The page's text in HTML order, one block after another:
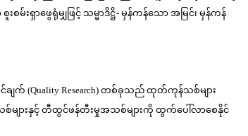
ဖွေရုံမျှဖြင့် သမ္မာဒိဋ္ဌိ- မှန်ကန်သော အမြင်၊ မှန်ကန်
က် (Quality Research) တစ်ခုသည် ထုတ်ကုန်သစ်များ
များနှင့် တီထွင်ဖန်တီးမှုအသစ်များကို ထွက်ပေါ်လာစေနိုင်